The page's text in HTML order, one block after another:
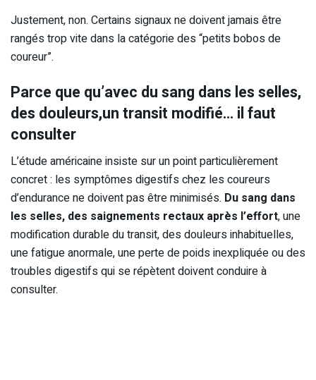
Justement, non. Certains signaux ne doivent jamais être
rangés trop vite dans la catégorie des “petits bobos de
coureur”.
Parce que qu’avec du sang dans les selles,
des douleurs,un transit modifié… il faut
consulter
L’étude américaine insiste sur un point particulièrement
concret : les symptômes digestifs chez les coureurs
d’endurance ne doivent pas être minimisés. Du sang dans
les selles, des saignements rectaux après l’effort, une
modification durable du transit, des douleurs inhabituelles,
une fatigue anormale, une perte de poids inexpliquée ou des
troubles digestifs qui se répètent doivent conduire à
consulter.